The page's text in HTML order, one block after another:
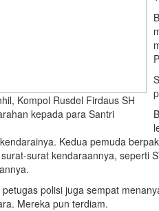
Kompol Rusdel Firdaus SH
kepada para Santri
Kedua pemuda
surat kendaraannya, seperti
petugas polisi juga sempat
Mereka pun terdiam.